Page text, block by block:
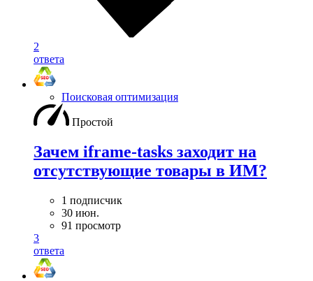
2
ответа
Поисковая оптимизация
Простой
Зачем iframe-tasks заходит на
отсутствующие товары в ИМ?
1 подписчик
30 июн.
91 просмотр
3
ответа